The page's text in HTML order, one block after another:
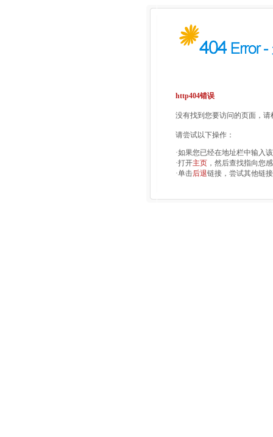
http404错误
没有找到您要访问的页面，
请尝试以下操作：
·如果您已经在地址栏中输入
·打开主页 ，然后查找指向您
·单击后退链接，尝试其他链